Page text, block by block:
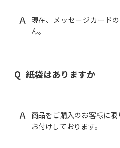
A 現在、メッセージカード
ん。
Q 紙袋はありますか
A 商品をご購入のお客様に
お付けしております。